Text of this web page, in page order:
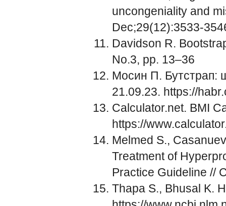
uncongeniality and
Dec;29(12):3533-
Davidson R.
No.3, pp. 13–36
Мосин П. Бутстрап:
21.09.23. https://
Calculator.net. BMI
https://
Melmed S.,
Treatment of
Practice Guideline //
Thapa S., Bhusal K.